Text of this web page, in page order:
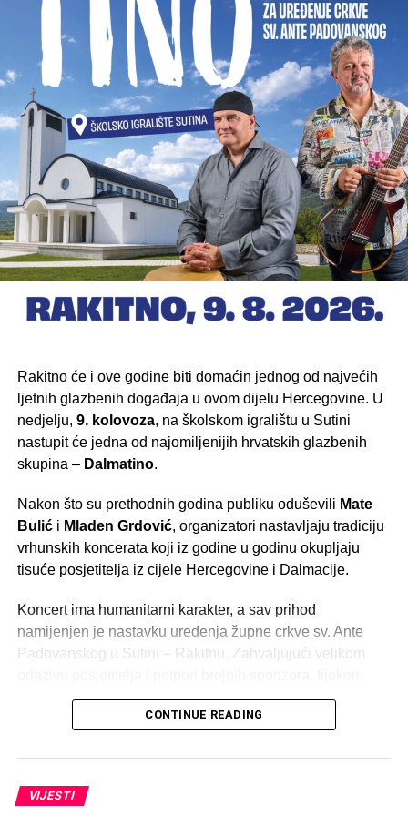
Rakitno će i ove godine biti domaćin jednog od najvećih
ljetnih glazbenih događaja u ovom dijelu Hercegovine. U
nedjelju, 9. kolovoza, na školskom igralištu u Sutini
nastupit će jedna od najomiljenijih hrvatskih glazbenih
skupina – Dalmatino.
Nakon što su prethodnih godina publiku oduševili Mate
Bulići Mladen Grdović, organizatori nastavljaju tradiciju
vrhunskih koncerata koji iz godine u godinu okupljaju
tisuće posjetitelja iz cijele Hercegovine i Dalmacije.
Koncert ima humanitarni karakter, a sav prihod
namijenjen je nastavku uređenja župne crkve sv. Ante
Padovanskog u Sutini – Rakitnu. Zahvaljujući velikom
prve dvije godine ove vrijedne inicijative prikupljeno je
100.000 KM, čime je značajno pomognuta
među najuspješnijim i najposjećenijim ljetnim događajima
CONTINUE READING
VIJESTI